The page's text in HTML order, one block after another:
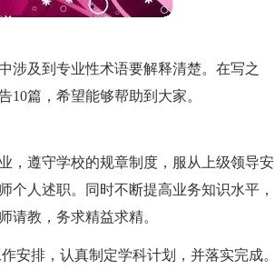
涉及到专业性术语要解释清楚。在写之
篇，希望能够帮助到大家。
，遵守学校的规章制度，服从上级领导安
个人述职。同时不断提高业务知识水平，
请教，务求精益求精。
安排，认真制定学科计划，并落实完成。